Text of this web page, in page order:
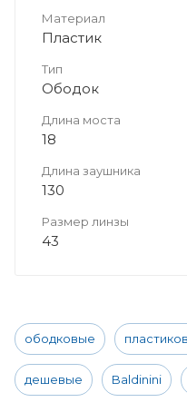
Материал
Пластик
Тип
Ободок
Длина моста
18
Длина заушника
130
Размер линзы
43
ободковые
дешевые Baldinini